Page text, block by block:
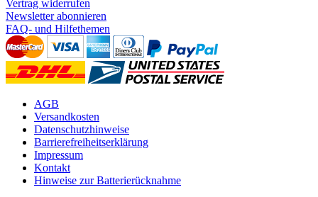
Vertrag widerrufen
Newsletter abonnieren
FAQ- und Hilfethemen
AGB
Versandkosten
Datenschutzhinweise
Barrierefreiheitserklärung
Impressum
Kontakt
Hinweise zur Batterierücknahme